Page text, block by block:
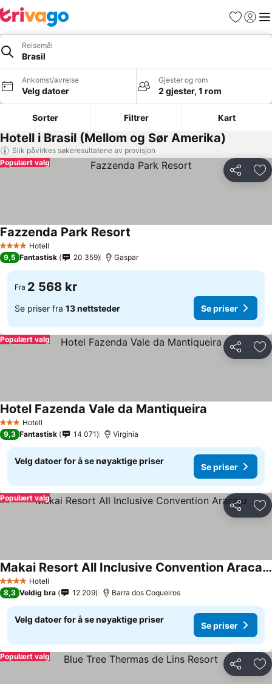
Favoritter
Logg
Reisemål
Brasil
Ankomst/avreise
Velg datoer
Gjester og rom
2 gjester, 1 rom
Sorter Filtrer Kart
Hotell i Brasil (Mellom og Sør Amerika)
Slik påvirkes søkeresultatene av provisjon
Del
Populært valg
4 StjernerHotell
Fazzenda Park Resort
9,5 Fantastisk 20 359 Gaspar
Fra 2 568 kr
Se priser fra 13 nettsteder Se priser
Del
Populært valg
3 StjernerHotell
Hotel Fazenda Vale da Mantiqueira
9,3 Fantastisk 14 071 Virgínia
Velg datoer for å se nøyaktige priser
Se priser
Del
Populært valg
4 StjernerHotell
Makai Resort All Inclusive Convention Aracaju
8,3 Veldig bra 12 209 Barra dos Coqueiros
Velg datoer for å se nøyaktige priser
Se priser
Del
Populært valg